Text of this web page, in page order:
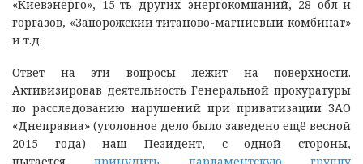
«Киевэнерго», 15-ть других энергокомпаний, 28 обл-и
горгазов, «Запорожский титаново-магниевый комбинат»
и т.д.
Ответ на эти вопросы лежит на поверхности.
Активизировав деятельность Генеральной прокуратуры
по расследованию нарушений при приватизации ЗАО
«Днеправиа» (уголовное дело было заведено ещё весной
2015 года) наш Пезидент, с одной стороны,
пытаетсяпринудить парламентскую группу